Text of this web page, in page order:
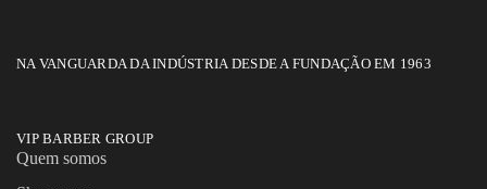
NA VANGUARDA DA INDÚSTRIA DESDE A FUNDAÇÃO EM 1963
VIP BARBER GROUP
Quem somos